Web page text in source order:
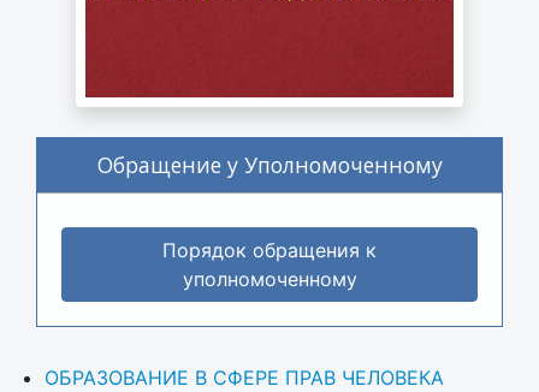
Обращение у Уполномоченному
Порядок обращения к
уполномоченному
ОБРАЗОВАНИЕ В СФЕРЕ ПРАВ ЧЕЛОВЕКА